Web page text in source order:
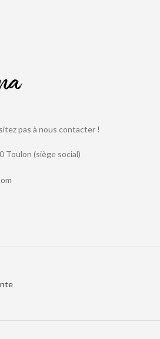
pas à nous contacter !
Toulon (siège social)